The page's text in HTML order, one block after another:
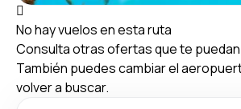
No hay vuelos en esta ruta
Consulta otras ofertas que te
También puedes cambiar el
volver a buscar.